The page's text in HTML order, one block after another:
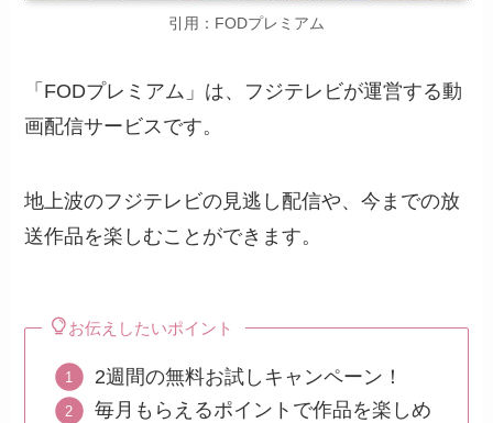
引用：FODプレミアム
「FODプレミアム」は、フジテレビが運営する動
画配信サービスです。
地上波のフジテレビの見逃し配信や、今までの放
送作品を楽しむことができます。
お伝えしたいポイント
2週間の無料お試しキャンペーン！
毎月もらえるポイントで作品を楽しめ